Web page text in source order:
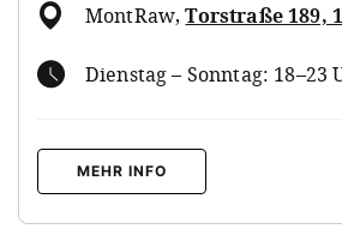
MontRaw,Torstraße 189,
Dienstag – Sonntag: 18–23
MEHR INFO